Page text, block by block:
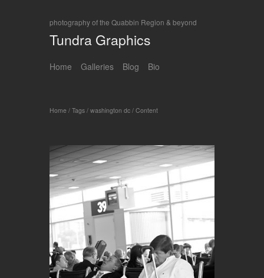
photography of the Quabbin Region & beyond
Tundra Graphics
Home Galleries Blog Bio
Home / Tags / washington dc / Content